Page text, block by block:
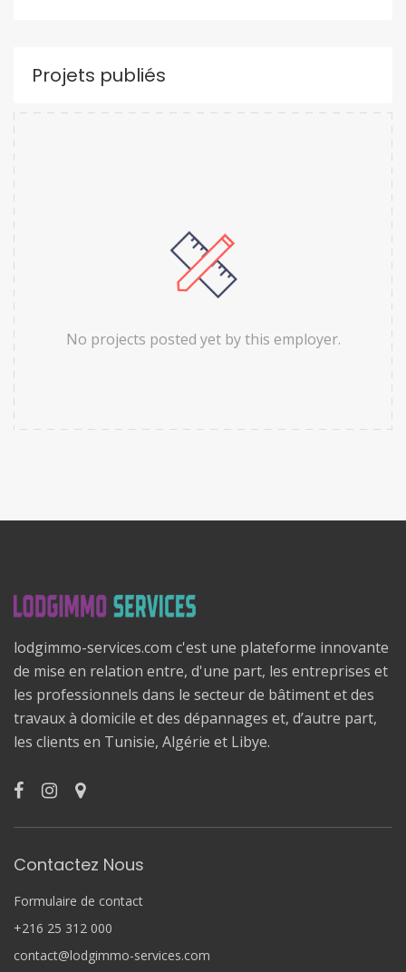
Projets publiés
No projects posted yet by this employer.
lodgimmo-services.com c'est une plateforme innovante
de mise en relation entre, d'une part, les entreprises et
les professionnels dans le secteur de bâtiment et des
travaux à domicile et des dépannages et, d’autre part,
les clients en Tunisie, Algérie et Libye.
Contactez Nous
Formulaire de contact
+216 25 312 000
contact@lodgimmo-services.com